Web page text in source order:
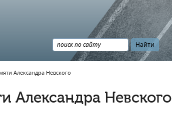
Александра Невского
Александра Невского